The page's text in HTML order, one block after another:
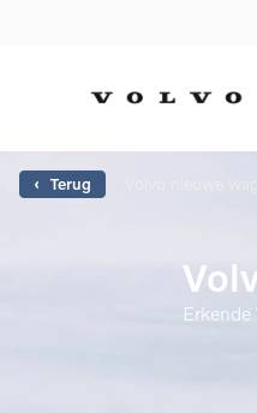
‹ Terug